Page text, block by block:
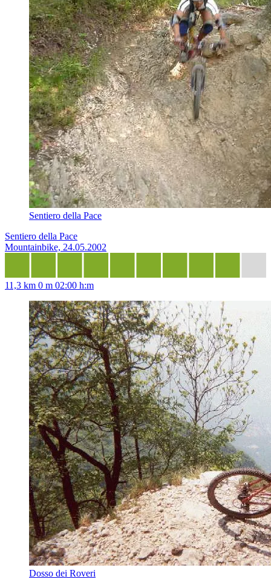
Sentiero della Pace
Sentiero della Pace
Mountainbike, 24.05.2002
11,3 km 0 m 02:00 h:m
Dosso dei Roveri